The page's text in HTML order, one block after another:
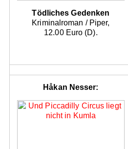
Tödliches Gedenken
Kriminalroman / Piper,
12.00 Euro (D).
Håkan Nesser: